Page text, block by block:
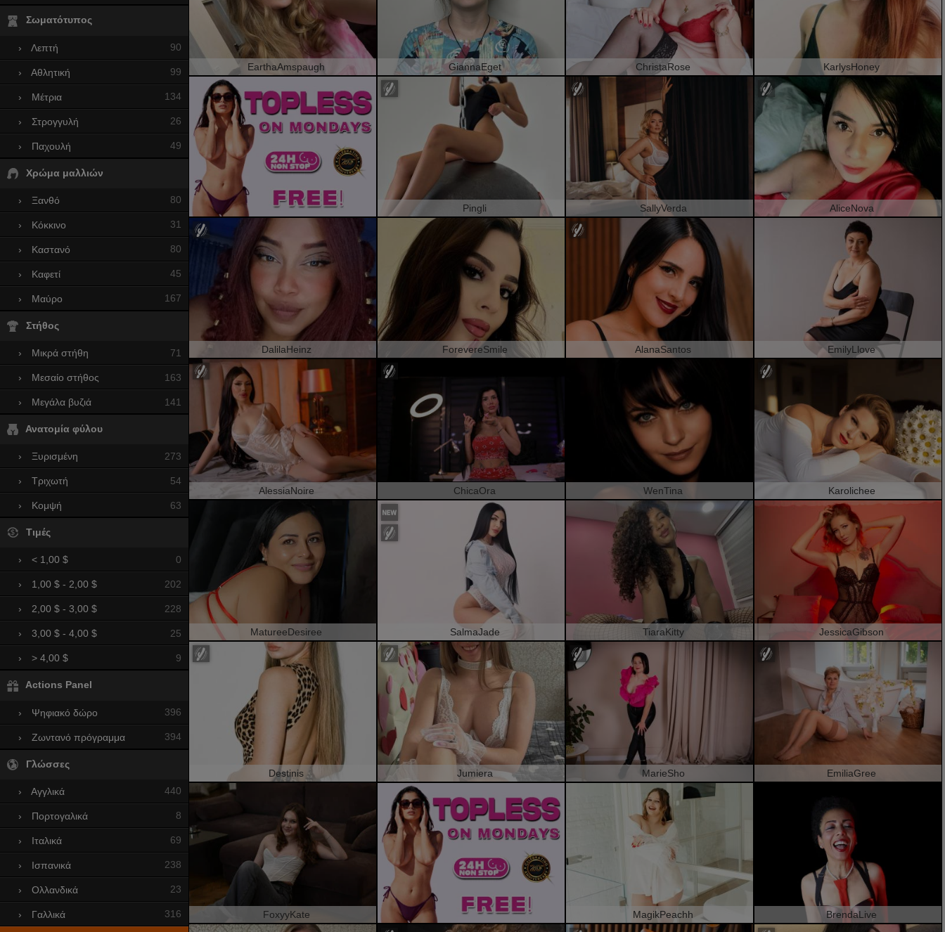
Σωματότυπος
› Λεπτή 90
› Αθλητική 99
› Mέτρια 134
› Στρογγυλή 26
› Παχουλή 49
Χρώμα μαλλιών
› Ξανθό 80
› Κόκκινο 31
› Καστανό 80
› Καφετί 45
› Μαύρο 167
Στήθος
› Μικρά στήθη 71
› Μεσαίο στήθος 163
› Μεγάλα βυζιά 141
Ανατομία φύλου
› Ξυρισμένη 273
› Τριχωτή 54
› Κομψή 63
Τιμές
› < 1,00 $ 0
› 1,00 $ - 2,00 $ 202
› 2,00 $ - 3,00 $ 228
› 3,00 $ - 4,00 $ 25
› > 4,00 $ 9
Actions Panel
› Ψηφιακό δώρο 396
› Ζωντανό πρόγραμμα 394
Γλώσσες
› Αγγλικά 440
› Πορτογαλικά 8
› Ιταλικά 69
› Ισπανικά 238
› Ολλανδικά 23
› Γαλλικά 316
EarthaAmspaugh GiannaEget ChristaRose KarlysHoney
Pingli SallyVerda AliceNova
DalilaHeinz ForevereSmile AlanaSantos EmilyLlove
AlessiaNoire ChicaOra WenTina Karolichee
MatureeDesiree SalmaJade TiaraKitty JessicaGibson
Destinis Jumiera MarieSho EmiliaGree
FoxyyKate MagikPeachh BrendaLive